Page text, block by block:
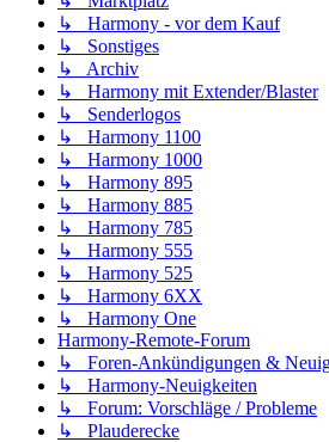
↳ Harmony - vor dem Kauf
↳ Sonstiges
↳ Archiv
↳ Harmony mit Extender/Blaster
↳ Senderlogos
↳ Harmony 1100
↳ Harmony 1000
↳ Harmony 895
↳ Harmony 885
↳ Harmony 785
↳ Harmony 555
↳ Harmony 525
↳ Harmony 6XX
↳ Harmony One
Harmony-Remote-Forum
↳ Foren-Ankündigungen &
↳ Harmony-Neuigkeiten
↳ Forum: Vorschläge / Probleme
↳ Plauderecke